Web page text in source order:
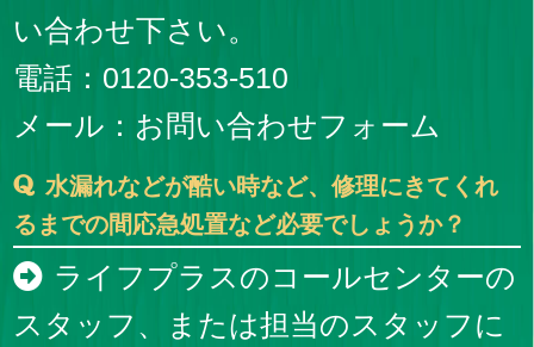
い合わせ下さい。
電話：0120-353-510
メール： お問い合わせフォーム
水漏れなどが酷い時など、修理にきてくれ
るまでの間応急処置など必要でしょうか？
ライフプラスのコールセンターの
スタッフ、または担当のスタッフに